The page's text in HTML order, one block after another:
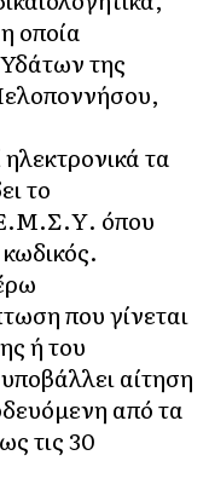
οποία
της
τα
το
Ε.Μ.Σ.Υ. όπου
που γίνεται
ή του
αίτηση
από τα
τις 30